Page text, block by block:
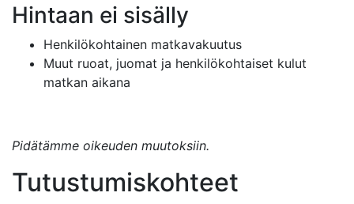
Hintaan ei sisälly
Henkilökohtainen matkavakuutus
Muut ruoat, juomat ja henkilökohtaiset kulut
matkan aikana
Pidätämme oikeuden muutoksiin.
Tutustumiskohteet